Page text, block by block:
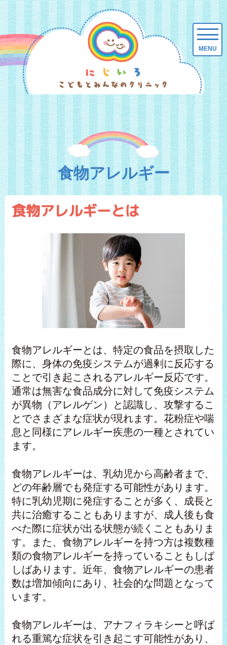
食物アレルギー
食物アレルギーとは
食物アレルギーとは、特定の食品を摂取した
際に、身体の免疫システムが過剰に反応する
ことで引き起こされるアレルギー反応です。
通常は無害な食品成分に対して免疫システム
が異物（アレルゲン）と認識し、攻撃するこ
とでさまざまな症状が現れます。花粉症や喘
息と同様にアレルギー疾患の一種とされてい
ます。
食物アレルギーは、乳幼児から高齢者まで、
どの年齢層でも発症する可能性があります。
特に乳幼児期に発症することが多く、成長と
共に治癒することもありますが、成人後も食
べた際に症状が出る状態が続くこともありま
す。また、食物アレルギーを持つ方は複数種
類の食物アレルギーを持っていることもしば
しばあります。近年、食物アレルギーの患者
数は増加傾向にあり、社会的な問題となって
います。
食物アレルギーは、アナフィラキシーと呼ば
れる重篤な症状を引き起こす可能性があり、